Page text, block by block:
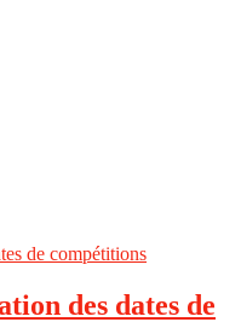
des dates de